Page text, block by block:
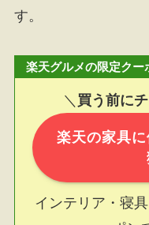
す。
楽天グルメの限定クー
＼ 買う前に
楽天の家具
インテリア・寝